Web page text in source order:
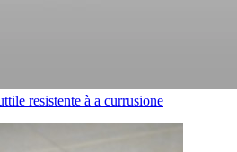
resistente à a currusione